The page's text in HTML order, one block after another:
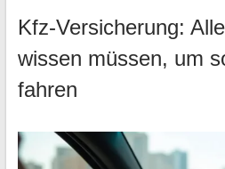
Kfz-Versicherung:
wissen müssen, um
fahren